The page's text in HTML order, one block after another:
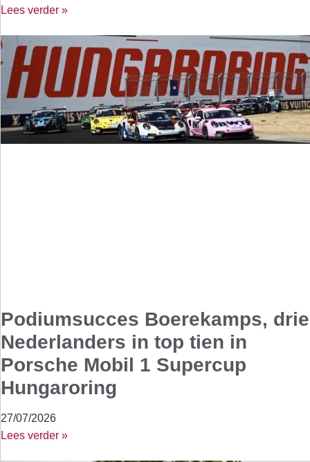
Lees verder »
Podiumsucces Boerekamps, drie
Nederlanders in top tien in
Porsche Mobil 1 Supercup
Hungaroring
27/07/2026
Lees verder »